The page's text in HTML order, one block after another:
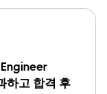
하고 합격 후